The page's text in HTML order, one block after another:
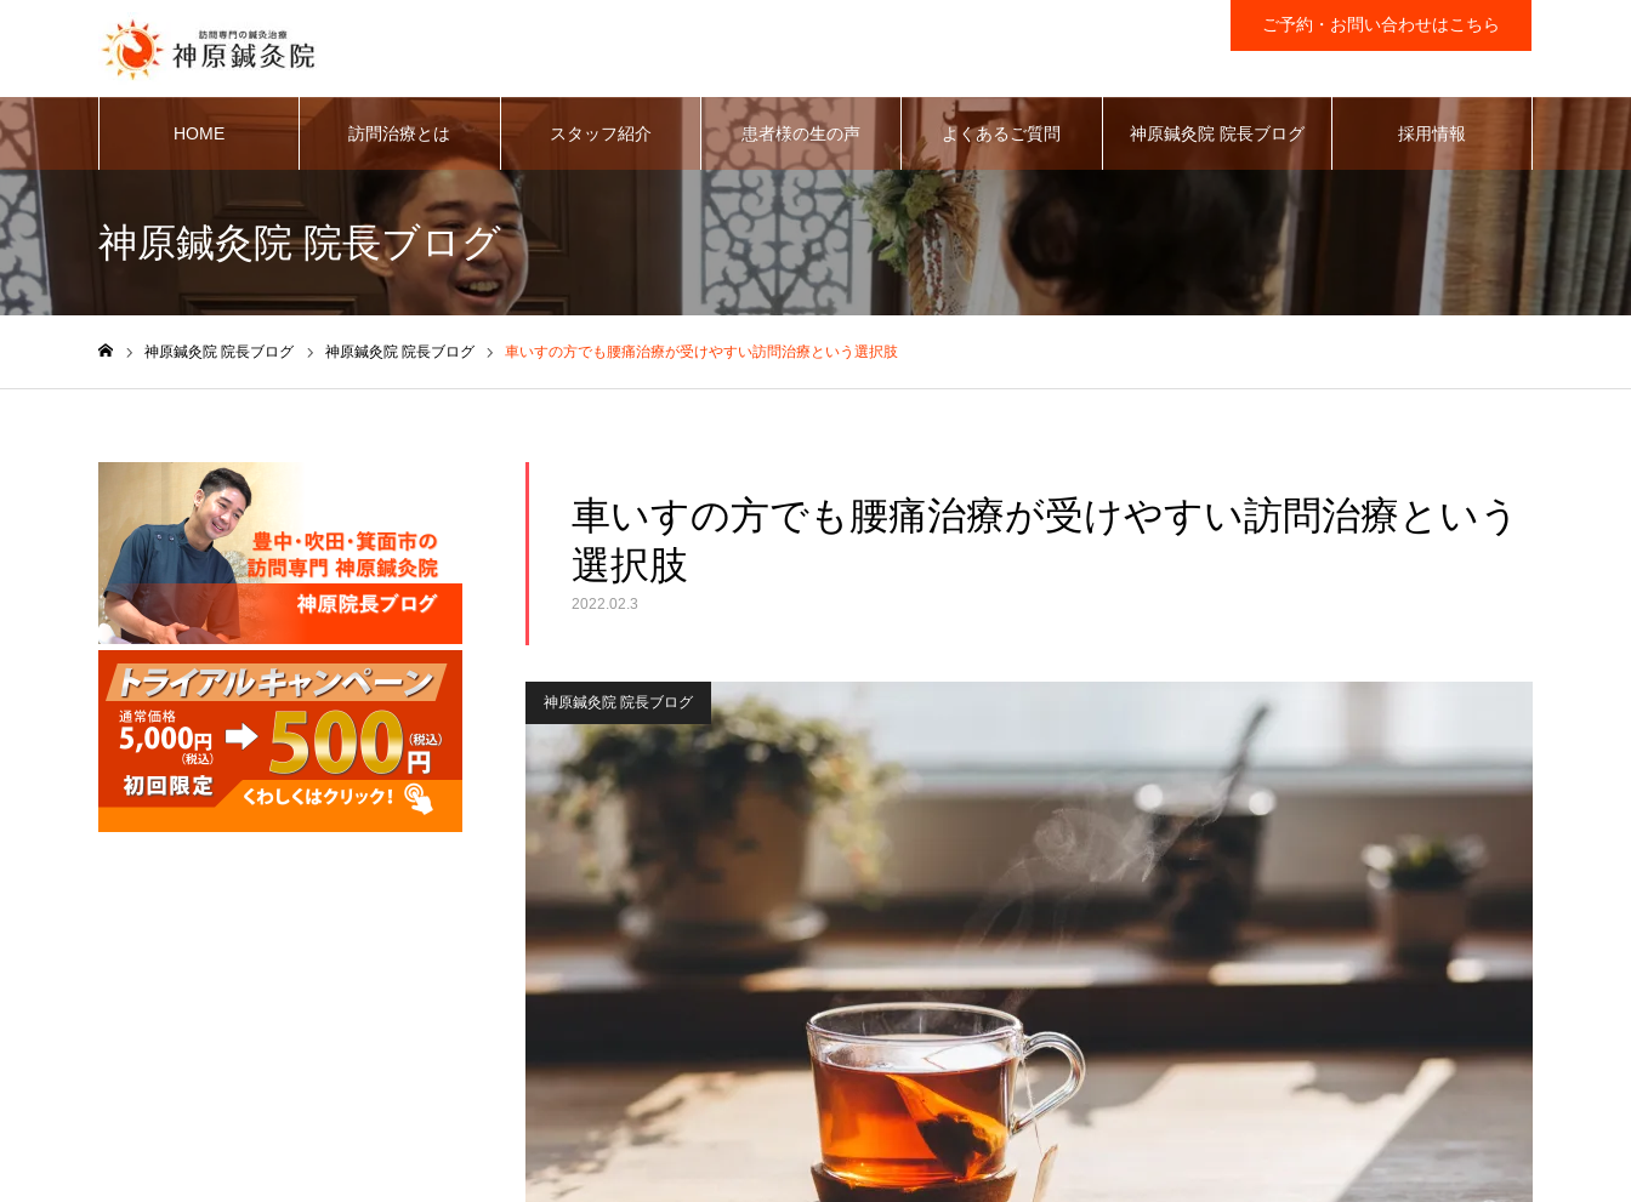
ご予約・お問い合わせはこちら
HOME 訪問治療とは スタッフ紹介 患者様の生の声 よくあるご質問 神原鍼灸院 院長ブログ 採用情報
神原鍼灸院 院長ブログ
神原鍼灸院 院長ブログ 神原鍼灸院 院長ブログ 車いすの方でも腰痛治療が受けやすい訪問治療という選択肢
車いすの方でも腰痛治療が受けやすい訪問治療という
選択肢
2022.02.3
神原鍼灸院 院長ブログ